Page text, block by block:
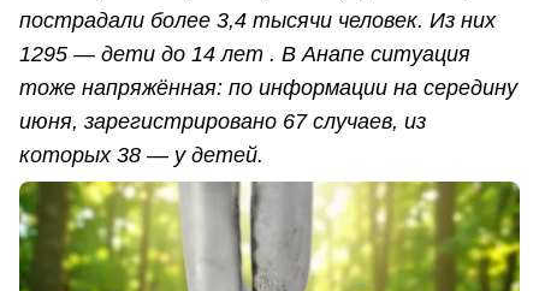
пострадали более 3,4 тысячи человек. Из них
1295 — дети до 14 лет . В Анапе ситуация
тоже напряжённая: по информации на середину
июня, зарегистрировано 67 случаев, из
которых 38 — у детей.